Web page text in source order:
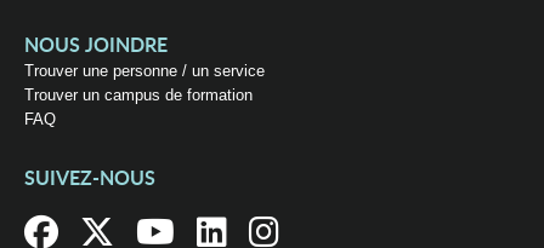
NOUS JOINDRE
Trouver une personne / un service
Trouver un campus de formation
FAQ
SUIVEZ-NOUS